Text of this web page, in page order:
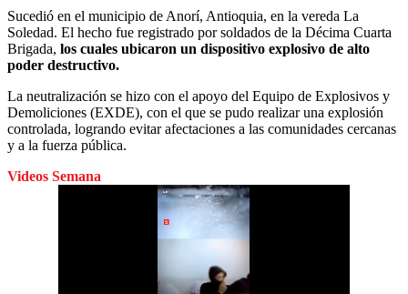
Sucedió en el municipio de Anorí, Antioquia, en la vereda La
Soledad. El hecho fue registrado por soldados de la Décima Cuarta
Brigada, los cuales ubicaron un dispositivo explosivo de alto
poder destructivo.
La neutralización se hizo con el apoyo del Equipo de Explosivos y
Demoliciones (EXDE), con el que se pudo realizar una explosión
controlada, logrando evitar afectaciones a las comunidades cercanas
y a la fuerza pública.
Videos Semana